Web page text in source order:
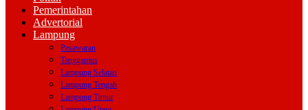
Pemerintahan
Advertorial
Lampung
Pesawaran
Tanggamus
Lampung Selatan
Lampung Tengah
Lampung Timur